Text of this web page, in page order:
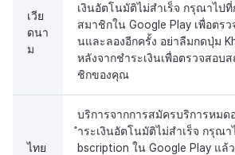
เวีย
ดนา
ม
เงินอัตโนมัติไม่สำเร็จ กรุณาไป
สมาชิกใน Google Play เพื่อตร
นและลองอีกครั้ง อย่าลืมกดปุ่ม
หลังจากชำระเงินเพื่อตรวจสอบ
ชิกของคุณ
ไทย
บริการจากการสมัครบริการหมด
ำระเงินอัตโนมัติไม่สำเร็จ กรุณ
bscription ใน Google Play แล้